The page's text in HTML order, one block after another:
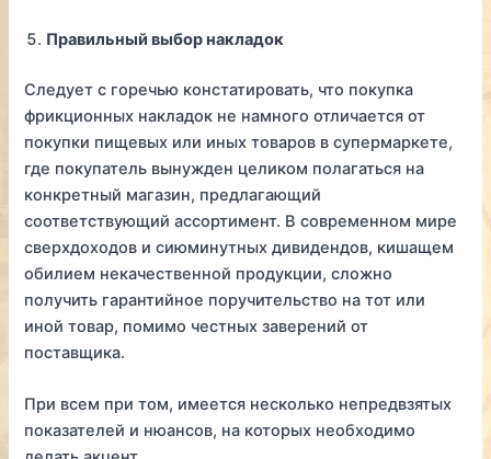
Правильный выбор накладок
Следует с горечью констатировать, что покупка
фрикционных накладок не намного отличается от
покупки пищевых или иных товаров в супермаркете,
где покупатель вынужден целиком полагаться на
конкретный магазин, предлагающий
соответствующий ассортимент. В современном мире
сверхдоходов и сиюминутных дивидендов, кишащем
обилием некачественной продукции, сложно
получить гарантийное поручительство на тот или
иной товар, помимо честных заверений от
поставщика.
При всем при том, имеется несколько непредвзятых
показателей и нюансов, на которых необходимо